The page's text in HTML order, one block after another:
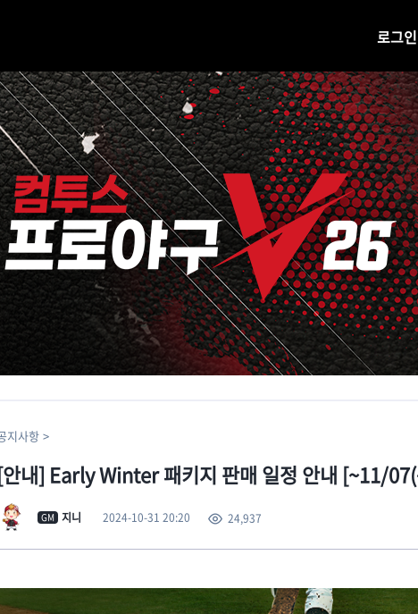
공지사항 업데이트 진행 중 이벤트 H캐시 웹상점 바로가기
로그인
지사항
내] Early Winter 패키지 판매 일정 안내 [~11/
GM 지니 2024-10-31 20:20 24,937